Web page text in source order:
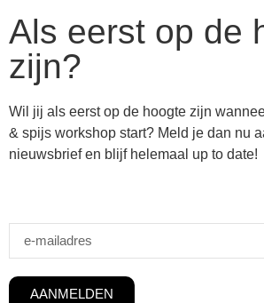
Als eerst op de
zijn?
Wil jij als eerst op de hoogte zijn
& spijs workshop start? Meld je dan nu
nieuwsbrief en blijf helemaal up to date!
AANMELDEN